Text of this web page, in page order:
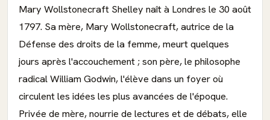
Mary Wollstonecraft Shelley naît à Londres le 30 août
1797. Sa mère, Mary Wollstonecraft, autrice de la
Défense des droits de la femme, meurt quelques
jours après l'accouchement ; son père, le philosophe
radical William Godwin, l'élève dans un foyer où
circulent les idées les plus avancées de l'époque.
Privée de mère, nourrie de lectures et de débats, elle